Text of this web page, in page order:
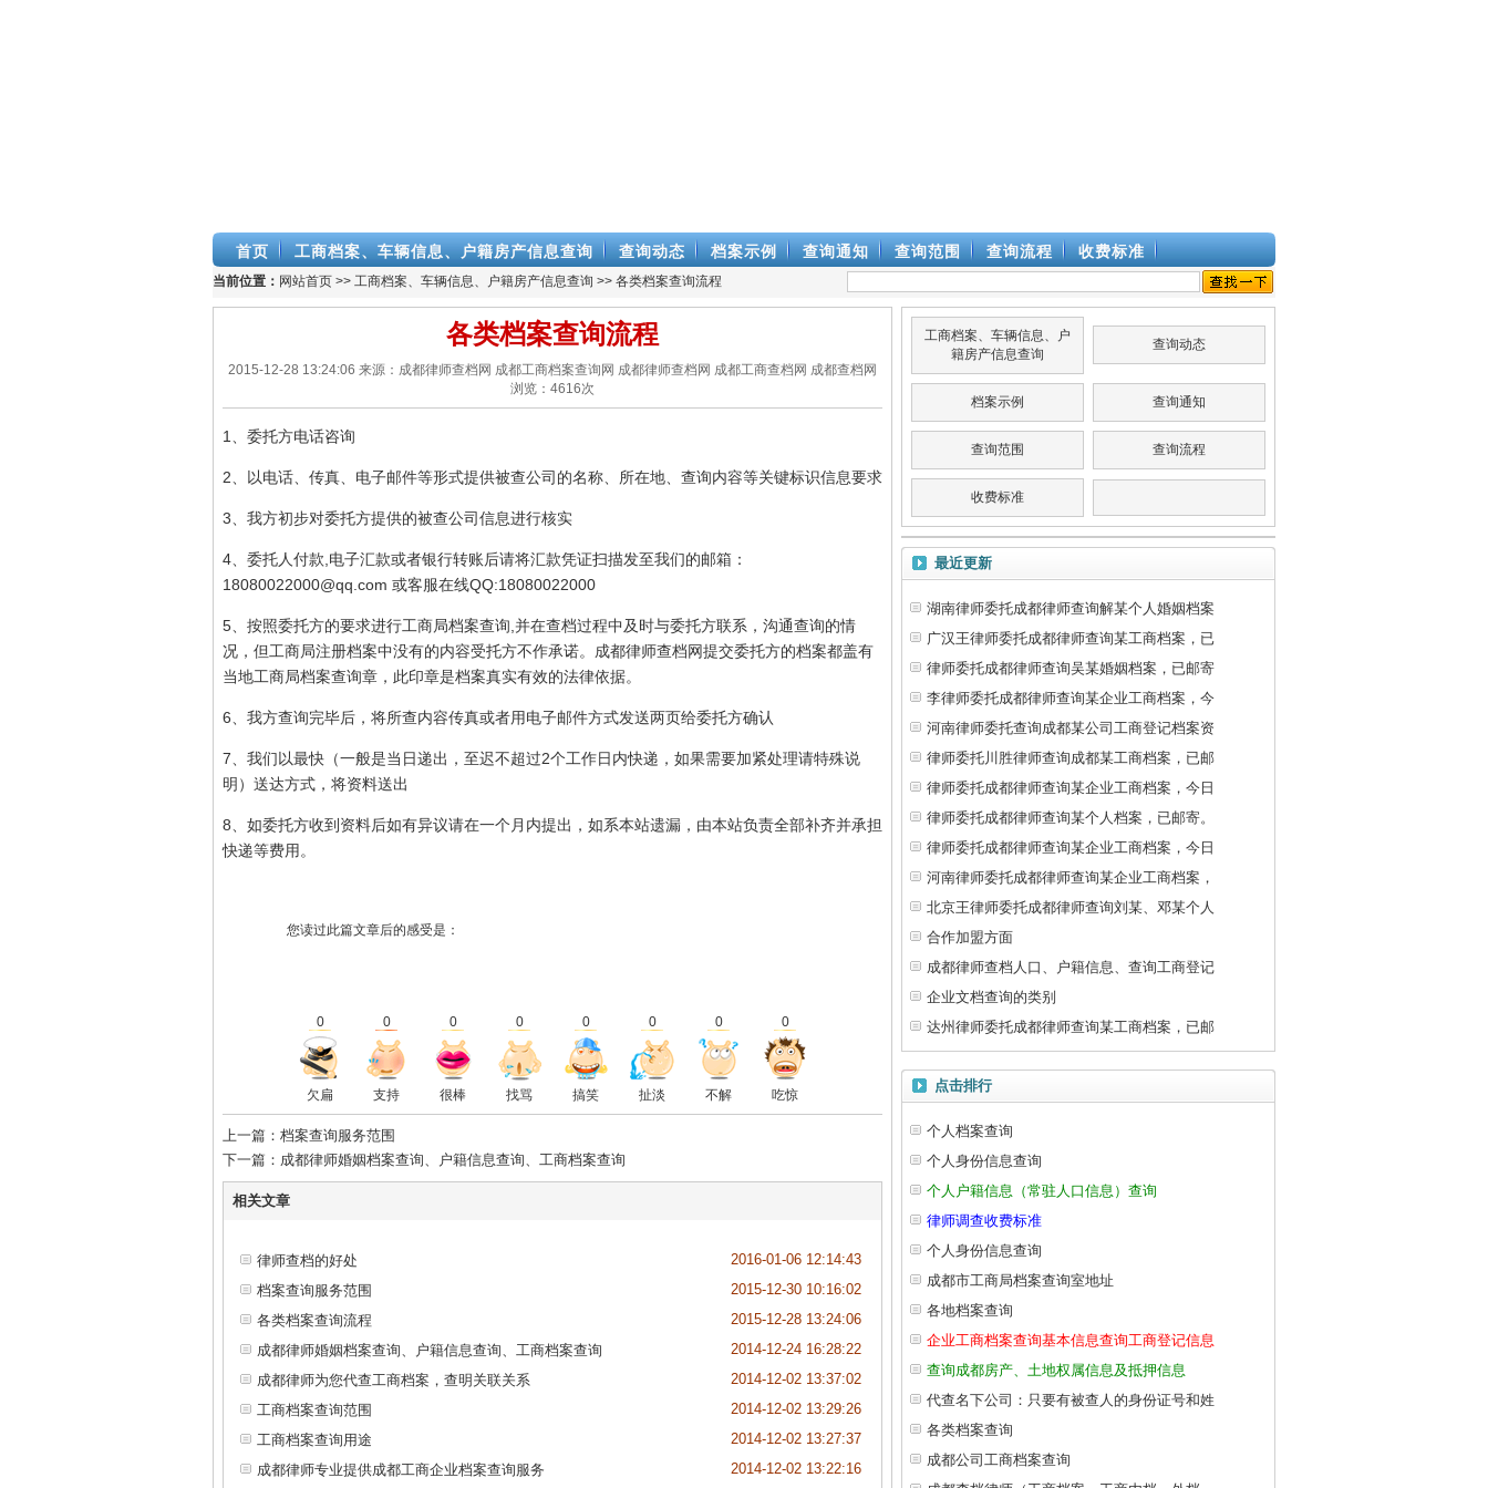
首页 工商档案、车辆信息、户籍房产信息查询 查询动态 档案示例 查询通知 查询范围 查询流程 收费标准
当前位置： 网站首页 >> 工商档案、车辆信息、户籍房产信息查询 >> 各类档案查询流程
各类档案查询流程
2015-12-28 13:24:06 来源：成都律师查档网 成都工商档案查询网 成都律师查档网 成都工商查档网 成都查档网
浏览： 4616次
1、委托方电话咨询
2、以电话、传真、电子邮件等形式提供被查公司的名称、所在地、查询内容等关键标识信息要求
3、我方初步对委托方提供的被查公司信息进行核实
4、委托人付款,电子汇款或者银行转账后请将汇款凭证扫描发至我们的邮箱：
18080022000@qq.com 或客服在线QQ:18080022000
5、按照委托方的要求进行工商局档案查询,并在查档过程中及时与委托方联系，沟通查询的情
况，但工商局注册档案中没有的内容受托方不作承诺。成都律师查档网提交委托方的档案都盖有
当地工商局档案查询章，此印章是档案真实有效的法律依据。
6、我方查询完毕后，将所查内容传真或者用电子邮件方式发送两页给委托方确认
7、我们以最快（一般是当日递出，至迟不超过2个工作日内快递，如果需要加紧处理请特殊说
明）送达方式，将资料送出
8、如委托方收到资料后如有异议请在一个月内提出，如系本站遗漏，由本站负责全部补齐并承担
快递等费用。
您读过此篇文章后的感受是：
0 0 0 0 0 0 0 0
欠扁 支持 很棒 找骂 搞笑 扯淡 不解 吃惊
上一篇：档案查询服务范围
下一篇：成都律师婚姻档案查询、户籍信息查询、工商档案查询
相关文章
律师查档的好处
2016-01-06 12:14:43
档案查询服务范围
2015-12-30 10:16:02
各类档案查询流程
2015-12-28 13:24:06
成都律师婚姻档案查询、户籍信息查询、工商档案查询
2014-12-24 16:28:22
成都律师为您代查工商档案，查明关联关系
2014-12-02 13:37:02
工商档案查询范围
2014-12-02 13:29:26
工商档案查询用途
2014-12-02 13:27:37
成都律师专业提供成都工商企业档案查询服务
2014-12-02 13:22:16
工商档案、车辆信息、户
籍房产信息查询
查询动态
档案示例 查询通知
查询范围 查询流程
收费标准
最近更新
湖南律师委托成都律师查询解某个人婚姻档案
广汉王律师委托成都律师查询某工商档案，已
律师委托成都律师查询吴某婚姻档案，已邮寄
李律师委托成都律师查询某企业工商档案，今
河南律师委托查询成都某公司工商登记档案资
律师委托川胜律师查询成都某工商档案，已邮
律师委托成都律师查询某企业工商档案，今日
律师委托成都律师查询某个人档案，已邮寄。
律师委托成都律师查询某企业工商档案，今日
河南律师委托成都律师查询某企业工商档案，
北京王律师委托成都律师查询刘某、邓某个人
合作加盟方面
成都律师查档人口、户籍信息、查询工商登记
企业文档查询的类别
达州律师委托成都律师查询某工商档案，已邮
点击排行
个人档案查询
个人身份信息查询
个人户籍信息（常驻人口信息）查询
律师调查收费标准
个人身份信息查询
成都市工商局档案查询室地址
各地档案查询
企业工商档案查询基本信息查询工商登记信息
查询成都房产、土地权属信息及抵押信息
代查名下公司：只要有被查人的身份证号和姓
各类档案查询
成都公司工商档案查询